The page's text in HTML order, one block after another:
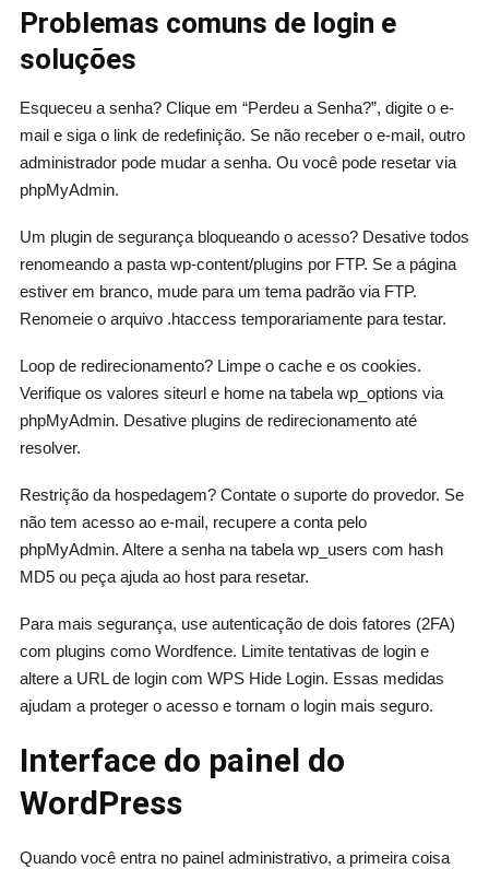
Problemas comuns de login e
soluções
Esqueceu a senha? Clique em “Perdeu a Senha?”, digite o e-
mail e siga o link de redefinição. Se não receber o e-mail, outro
administrador pode mudar a senha. Ou você pode resetar via
phpMyAdmin.
Um plugin de segurança bloqueando o acesso? Desative todos
renomeando a pasta wp-content/plugins por FTP. Se a página
estiver em branco, mude para um tema padrão via FTP.
Renomeie o arquivo .htaccess temporariamente para testar.
Loop de redirecionamento? Limpe o cache e os cookies.
Verifique os valores siteurl e home na tabela wp_options via
phpMyAdmin. Desative plugins de redirecionamento até
resolver.
Restrição da hospedagem? Contate o suporte do provedor. Se
não tem acesso ao e-mail, recupere a conta pelo
phpMyAdmin. Altere a senha na tabela wp_users com hash
MD5 ou peça ajuda ao host para resetar.
Para mais segurança, use autenticação de dois fatores (2FA)
com plugins como Wordfence. Limite tentativas de login e
altere a URL de login com WPS Hide Login. Essas medidas
ajudam a proteger o acesso e tornam o login mais seguro.
Interface do painel do
WordPress
Quando você entra no painel administrativo, a primeira coisa